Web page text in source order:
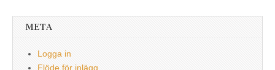
META
Logga in
Flöde för inlägg